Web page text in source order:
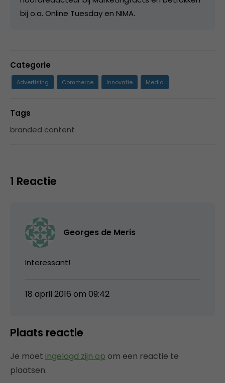
bij o.a. Online Tuesday en NIMA.
Categorie
Advertising Commerce Innovatie Media
Tags
branded content
1 Reactie
Georges de Meris
Interessant!
18 april 2016 om 09:42
Plaats reactie
Je moet ingelogd zijn op om een reactie te
plaatsen.